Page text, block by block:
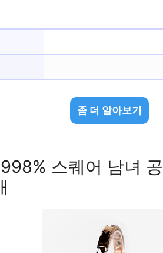
좀 더 알아보기
스퀘어 남녀